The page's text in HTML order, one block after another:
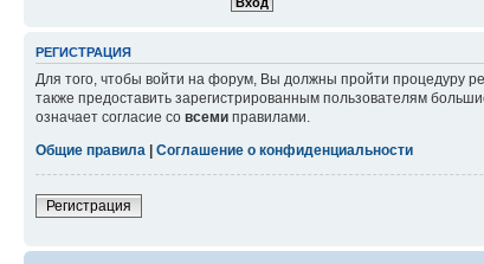
РЕГИСТРАЦИЯ
Для того, чтобы войти на форум, Вы должны пройти процедуру
также предоставить зарегистрированным пользователям
означает согласие со всеми правилами.
Общие правила
Соглашение о конфиденциальности
Регистрация